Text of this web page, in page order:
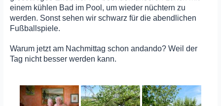
einem kühlen Bad im Pool, um wieder nüchtern zu
werden. Sonst sehen wir schwarz für die abendlichen
Fußballspiele.
Warum jetzt am Nachmittag schon andando? Weil der
Tag nicht besser werden kann.